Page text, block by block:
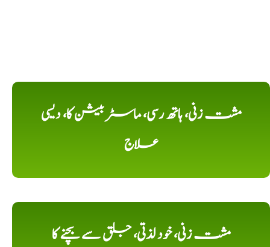
مشت زنی، ہاتھ رسی، ماسٹر بیشن کا، دیسی
علاج
مشت زنی، خود لذتی، جلق سے بچنے کا